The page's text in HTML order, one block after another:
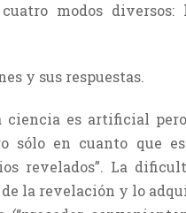
modos diversos:
y sus respuestas.
ciencia es artificial pero
en cuanto que
revelados”. La
la revelación y lo